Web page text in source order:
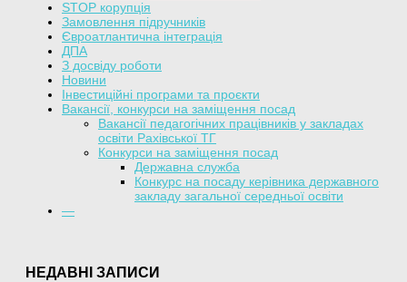
STOP корупція
Замовлення підручників
Євроатлантична інтеграція
ДПА
З досвіду роботи
Новини
Інвестиційні програми та проєкти
Вакансії, конкурси на заміщення посад
Вакансії педагогічних працівників у закладах
освіти Рахівської ТГ
Конкурси на заміщення посад
Державна служба
Конкурс на посаду керівника державного
закладу загальної середньої освіти
—
НЕДАВНІ ЗАПИСИ